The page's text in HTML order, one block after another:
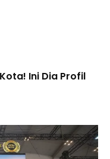
Ini Dia Profil